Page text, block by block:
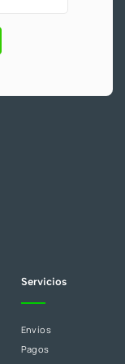
Servicios
Envíos
Pagos